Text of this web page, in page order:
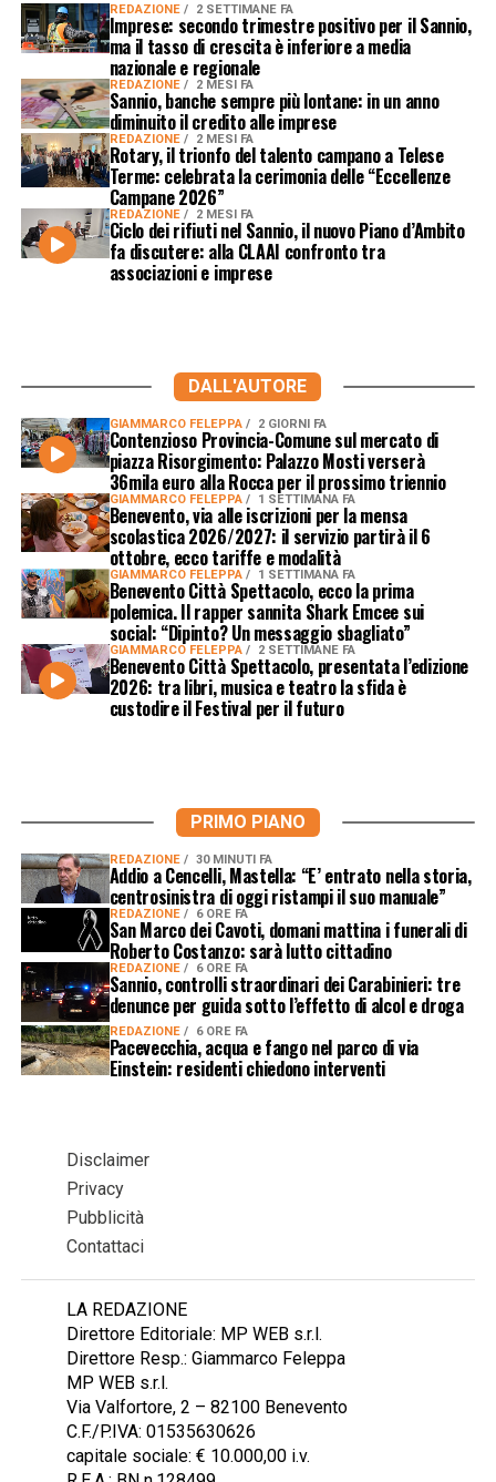
REDAZIONE 2 SETTIMANE FA
Imprese: secondo trimestre positivo per il Sannio,
ma il tasso di crescita è inferiore a media
nazionale e regionale
REDAZIONE 2 MESI FA
Sannio, banche sempre più lontane: in un anno
diminuito il credito alle imprese
REDAZIONE 2 MESI FA
Rotary, il trionfo del talento campano a Telese
Terme: celebrata la cerimonia delle “Eccellenze
Campane 2026”
REDAZIONE 2 MESI FA
Ciclo dei rifiuti nel Sannio, il nuovo Piano d’Ambito
fa discutere: alla CLAAI confronto tra
associazioni e imprese
DALL'AUTORE
GIAMMARCO FELEPPA 2 GIORNI FA
Contenzioso Provincia-Comune sul mercato di
piazza Risorgimento: Palazzo Mosti verserà
36mila euro alla Rocca per il prossimo triennio
GIAMMARCO FELEPPA 1 SETTIMANA FA
Benevento, via alle iscrizioni per la mensa
scolastica 2026/2027: il servizio partirà il 6
ottobre, ecco tariffe e modalità
GIAMMARCO FELEPPA 1 SETTIMANA FA
Benevento Città Spettacolo, ecco la prima
polemica. Il rapper sannita Shark Emcee sui
social: “Dipinto? Un messaggio sbagliato”
GIAMMARCO FELEPPA 2 SETTIMANE FA
Benevento Città Spettacolo, presentata l’edizione
2026: tra libri, musica e teatro la sfida è
custodire il Festival per il futuro
PRIMO PIANO
REDAZIONE 30 MINUTI FA
Addio a Cencelli, Mastella: “E’ entrato nella storia,
centrosinistra di oggi ristampi il suo manuale”
REDAZIONE 6 ORE FA
San Marco dei Cavoti, domani mattina i funerali di
Roberto Costanzo: sarà lutto cittadino
REDAZIONE 6 ORE FA
Sannio, controlli straordinari dei Carabinieri: tre
denunce per guida sotto l’effetto di alcol e droga
REDAZIONE 6 ORE FA
Pacevecchia, acqua e fango nel parco di via
Einstein: residenti chiedono interventi
Disclaimer
Privacy
Pubblicità
Contattaci
LA REDAZIONE
Direttore Editoriale: MP WEB s.r.l.
Direttore Resp.: Giammarco Feleppa
MP WEB s.r.l.
Via Valfortore, 2 – 82100 Benevento
C.F./P.IVA: 01535630626
capitale sociale: € 10.000,00 i.v.